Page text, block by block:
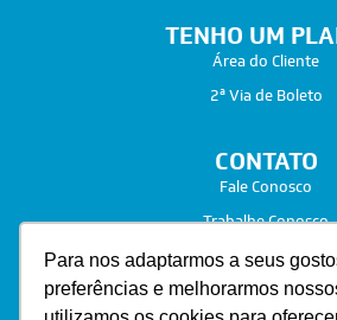
Para nos adaptarmos a seus
preferências e melhorarmos
TENHO UM
Área do Cliente
2ª Via de Boleto
CONTATO
Fale Conosco
Trabalhe Conosco